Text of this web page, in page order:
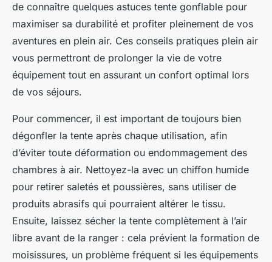
de connaître quelques astuces tente gonflable pour
maximiser sa durabilité et profiter pleinement de vos
aventures en plein air. Ces conseils pratiques plein air
vous permettront de prolonger la vie de votre
équipement tout en assurant un confort optimal lors
de vos séjours.
Pour commencer, il est important de toujours bien
dégonfler la tente après chaque utilisation, afin
d’éviter toute déformation ou endommagement des
chambres à air. Nettoyez-la avec un chiffon humide
pour retirer saletés et poussières, sans utiliser de
produits abrasifs qui pourraient altérer le tissu.
Ensuite, laissez sécher la tente complètement à l’air
libre avant de la ranger : cela prévient la formation de
moisissures, un problème fréquent si les équipements